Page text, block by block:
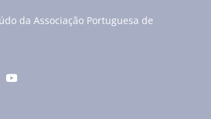
da Associação Portuguesa de